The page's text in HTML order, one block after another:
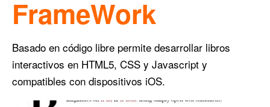
FrameWork
Basado en código libre permite desarrollar libros
interactivos en HTML5, CSS y Javascript y
compatibles con dispositivos iOS.